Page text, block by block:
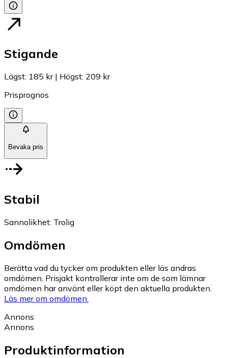
Stigande
Lägst: 185 kr| Högst: 209 kr
Prisprognos
Bevaka pris
Stabil
Sannolikhet: Trolig
Omdömen
Berätta vad du tycker om produkten eller läs andras
omdömen. Prisjakt kontrollerar inte om de som lämnar
omdömen har använt eller köpt den aktuella produkten.
Läs mer om omdömen.
Annons
Annons
Produktinformation